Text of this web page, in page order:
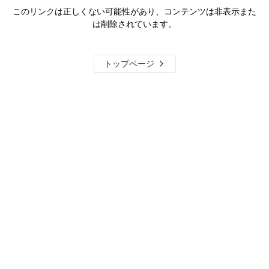
このリンクは正しくない可能性があり、コンテンツは非表示また
は削除されています。
トップページ